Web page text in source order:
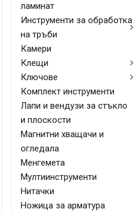
ламинат
Инструменти за обработка
на тръби
Камери
Клещи
Ключове
Комплект инструменти
Лапи и вендузи за стъкло
и плоскости
Магнитни хващачи и
огледала
Менгемета
Мултиинструменти
Нитачки
Ножица за арматура